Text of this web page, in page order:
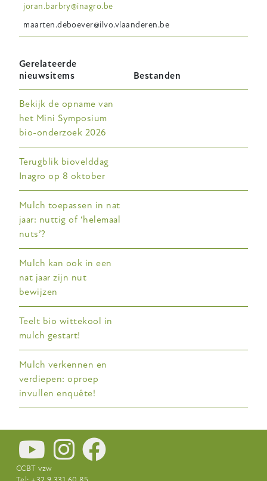
joran.barbry@inagro.be
maarten.deboever@ilvo.vlaanderen.be
Gerelateerde
nieuwsitems
Bestanden
Bekijk de opname van
het Mini Symposium
bio-onderzoek 2026
Terugblik biovelddag
Inagro op 8 oktober
Mulch toepassen in nat
jaar: nuttig of ‘helemaal
nuts’?
Mulch kan ook in een
nat jaar zijn nut
bewijzen
Teelt bio wittekool in
mulch gestart!
Mulch verkennen en
verdiepen: oproep
invullen enquête!
CCBT vzw